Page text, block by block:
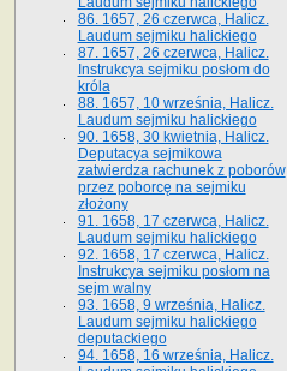
86. 1657, 26 czerwca, Halicz.
Laudum sejmiku halickiego
87. 1657, 26 czerwca, Halicz.
Instrukcya sejmiku posłom do
króla
88. 1657, 10 września, Halicz.
Laudum sejmiku halickiego
90. 1658, 30 kwietnia, Halicz.
Deputacya sejmikowa
zatwierdza rachunek z poborów
przez poborcę na sejmiku
złożony
91. 1658, 17 czerwca, Halicz.
Laudum sejmiku halickiego
92. 1658, 17 czerwca, Halicz.
Instrukcya sejmiku posłom na
sejm walny
93. 1658, 9 września, Halicz.
Laudum sejmiku halickiego
deputackiego
94. 1658, 16 września, Halicz.